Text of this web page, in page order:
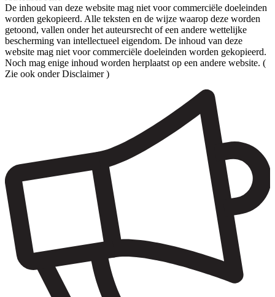
De inhoud van deze website mag niet voor commerciële doeleinden
worden gekopieerd. Alle teksten en de wijze waarop deze worden
getoond, vallen onder het auteursrecht of een andere wettelijke
bescherming van intellectueel eigendom. De inhoud van deze
website mag niet voor commerciële doeleinden worden gekopieerd.
Noch mag enige inhoud worden herplaatst op een andere website. (
Zie ook onder Disclaimer )